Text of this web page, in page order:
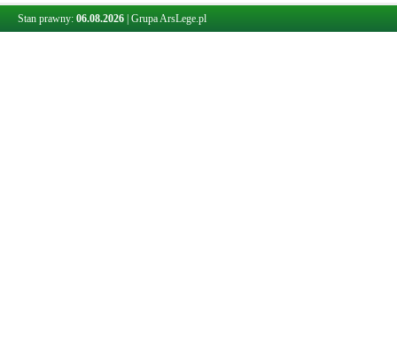
Stan prawny: 06.08.2026 Grupa ArsLege.pl